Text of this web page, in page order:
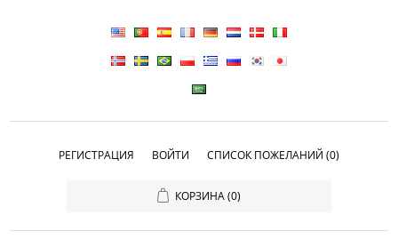
РЕГИСТРАЦИЯ ВОЙТИ СПИСОК ПОЖЕЛАНИЙ (0)
КОРЗИНА(0)